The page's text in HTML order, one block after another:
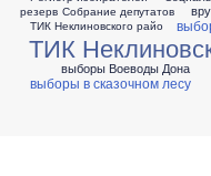
Собрание депутатов
ТИК Неклиновского райо
ТИК
выборы Воеводы Дона
выборы в сказочном лесу
резерв